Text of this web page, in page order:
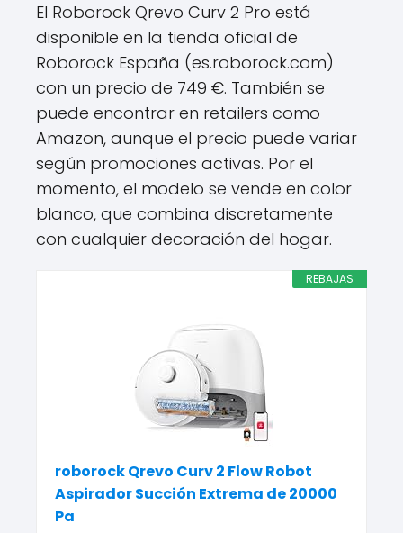
El Roborock Qrevo Curv 2 Pro está
disponible en la tienda oficial de
Roborock España (es.roborock.com)
con un precio de 749 €. También se
puede encontrar en retailers como
Amazon, aunque el precio puede variar
según promociones activas. Por el
momento, el modelo se vende en color
blanco, que combina discretamente
con cualquier decoración del hogar.
REBAJAS
roborock Qrevo Curv 2 Flow Robot
Aspirador Succión Extrema de 20000
Pa